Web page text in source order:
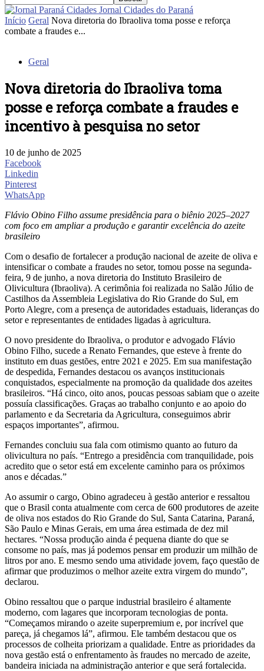
Jornal Cidades do Paraná
Início Geral Nova diretoria do Ibraoliva toma posse e reforça
combate a fraudes e...
Geral
Nova diretoria do Ibraoliva toma
posse e reforça combate a fraudes e
incentivo à pesquisa no setor
10 de junho de 2025
Facebook
Linkedin
Pinterest
WhatsApp
Flávio Obino Filho assume presidência para o biênio 2025–2027
com foco em ampliar a produção e garantir excelência do azeite
brasileiro
Com o desafio de fortalecer a produção nacional de azeite de oliva e
intensificar o combate a fraudes no setor, tomou posse na segunda-
feira, 9 de junho, a nova diretoria do Instituto Brasileiro de
Olivicultura (Ibraoliva). A cerimônia foi realizada no Salão Júlio de
Castilhos da Assembleia Legislativa do Rio Grande do Sul, em
Porto Alegre, com a presença de autoridades estaduais, lideranças do
setor e representantes de entidades ligadas à agricultura.
O novo presidente do Ibraoliva, o produtor e advogado Flávio
Obino Filho, sucede a Renato Fernandes, que esteve à frente do
instituto em duas gestões, entre 2021 e 2025. Em sua manifestação
de despedida, Fernandes destacou os avanços institucionais
conquistados, especialmente na promoção da qualidade dos azeites
brasileiros. “Há cinco, oito anos, poucas pessoas sabiam que o azeite
possuía classificações. Graças ao trabalho conjunto e ao apoio do
parlamento e da Secretaria da Agricultura, conseguimos abrir
espaços importantes”, afirmou.
Fernandes concluiu sua fala com otimismo quanto ao futuro da
olivicultura no país. “Entrego a presidência com tranquilidade, pois
acredito que o setor está em excelente caminho para os próximos
anos e décadas.”
Ao assumir o cargo, Obino agradeceu à gestão anterior e ressaltou
que o Brasil conta atualmente com cerca de 600 produtores de azeite
de oliva nos estados do Rio Grande do Sul, Santa Catarina, Paraná,
São Paulo e Minas Gerais, em uma área estimada de dez mil
hectares. “Nossa produção ainda é pequena diante do que se
consome no país, mas já podemos pensar em produzir um milhão de
litros por ano. E mesmo sendo uma atividade jovem, faço questão de
afirmar que produzimos o melhor azeite extra virgem do mundo”,
declarou.
Obino ressaltou que o parque industrial brasileiro é altamente
moderno, com lagares que incorporam tecnologias de ponta.
“Começamos mirando o azeite superpremium e, por incrível que
pareça, já chegamos lá”, afirmou. Ele também destacou que os
processos de colheita priorizam a qualidade. Entre as prioridades da
nova gestão está o enfrentamento às fraudes no mercado de azeite,
bandeira iniciada na administração anterior e que será fortalecida.